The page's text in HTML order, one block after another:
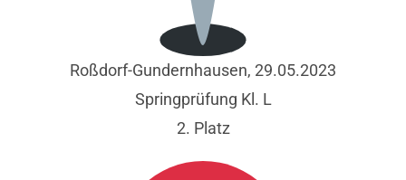
Roßdorf-Gundernhausen, 29.05.2023
Springprüfung Kl. L
2. Platz